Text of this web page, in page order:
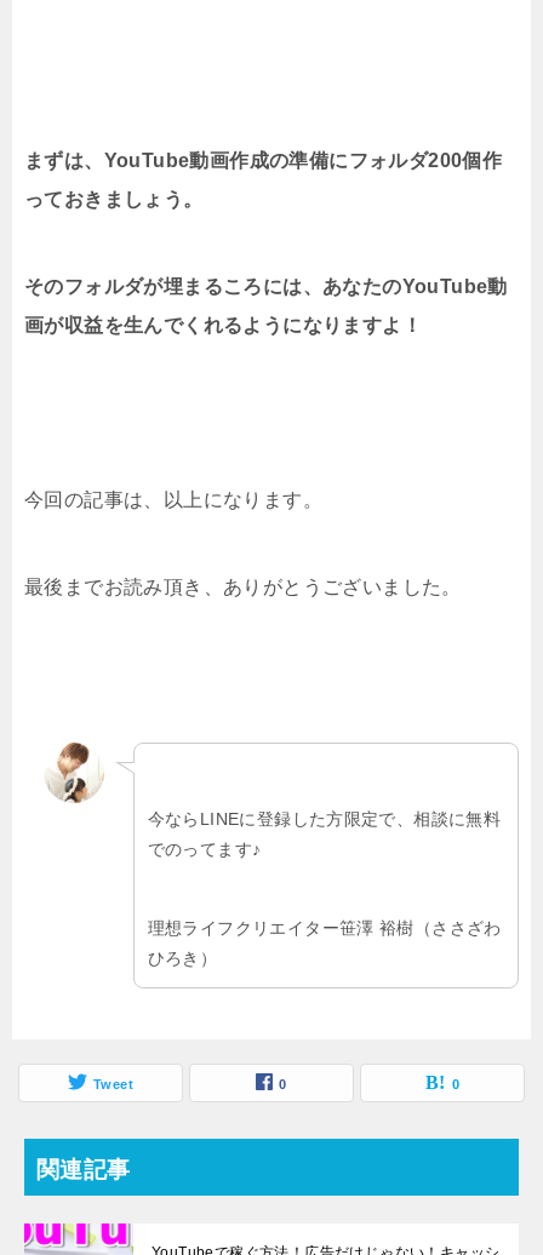
まずは、YouTube動画作成の準備にフォルダ200個作
っておきましょう。
そのフォルダが埋まるころには、あなたのYouTube動
画が収益を生んでくれるようになりますよ！
今回の記事は、以上になります。
最後までお読み頂き、ありがとうございました。
今ならLINEに登録した方限定で、相談に無料
でのってます♪
理想ライフクリエイター笹澤 裕樹（ささざわ
ひろき）
Tweet 0 0
関連記事